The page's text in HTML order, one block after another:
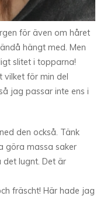
för även om håret
hängt med. Men
slitet i topparna!
vilket för min del
jag passar inte ens i
den också. Tänk
göra massa saker
lugnt. Det är
fräscht! Här hade jag